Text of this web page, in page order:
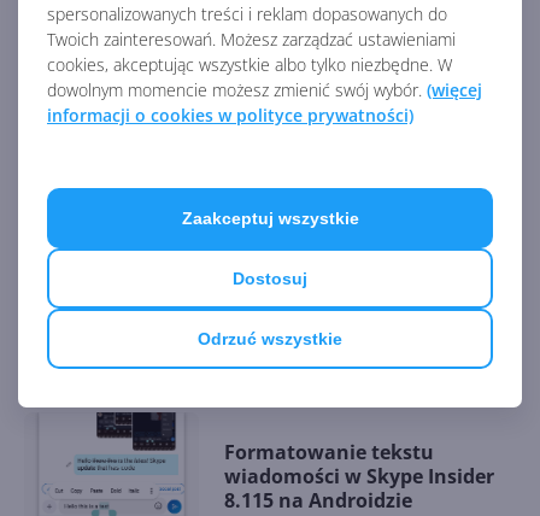
spersonalizowanych treści i reklam dopasowanych do
Twoich zainteresowań. Możesz zarządzać ustawieniami
cookies, akceptując wszystkie albo tylko niezbędne. W
dowolnym momencie możesz zmienić swój wybór. (więcej
informacji o cookies w polityce prywatności)
Odrzuć wszystkie
Dostosuj
Zaakceptuj wszystkie
Środki na koncie Skype
przestały być dostępne
wszystkich platformach
Kamera Skype z filtrami AR od
Snap
Formatowanie tekstu
wiadomości w Skype Insider
8.115 na Androidzie